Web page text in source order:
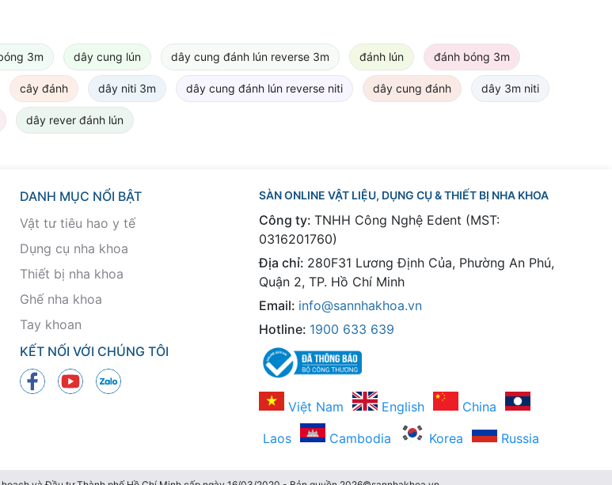
3m dây cung lún dây cung đánh lún reverse 3m đánh lún đánh bóng 3m
cây đánh dây niti 3m dây cung đánh lún reverse niti dây cung đánh dây 3m niti
dây rever đánh lún
DANH MỤC NỔI BẬT
Vật tư tiêu hao y tế
Dụng cụ nha khoa
Thiết bị nha khoa
Ghế nha khoa
Tay khoan
KẾT NỐI VỚI CHÚNG TÔI
SÀN ONLINE VẬT LIỆU, DỤNG CỤ & THIẾT BỊ NHA KHOA
Công ty: TNHH Công Nghệ Edent (MST:
0316201760)
Địa chỉ: 280F31 Lương Định Của, Phường An Phú,
Quận 2, TP. Hồ Chí Minh
Email: info@sannhakhoa.vn
Hotline: 1900 633 639
Việt Nam English
China
Laos
Cambodia Korea Russia